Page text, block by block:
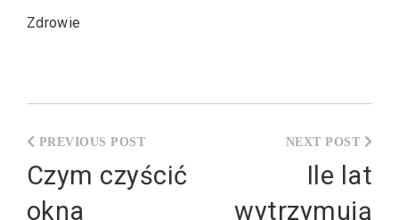
Zdrowie
wpisu
Czym czyścić
okna
Ile lat
wytrzymują